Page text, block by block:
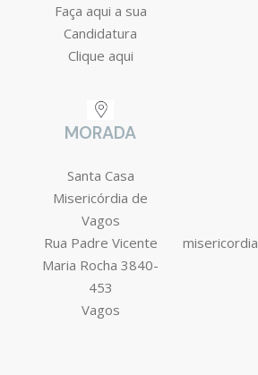
Faça aqui a sua
Candidatura
Clique aqui
MORADA
Santa Casa
Misericórdia de
Vagos
Rua Padre Vicente
Maria Rocha 3840-
453
Vagos